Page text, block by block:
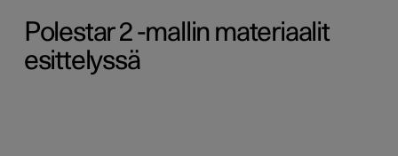
Polestar 2 -mallin materiaalit
esittelyssä